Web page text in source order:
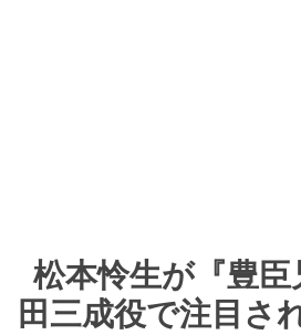
松本怜生が『豊
田三成役で注目さ